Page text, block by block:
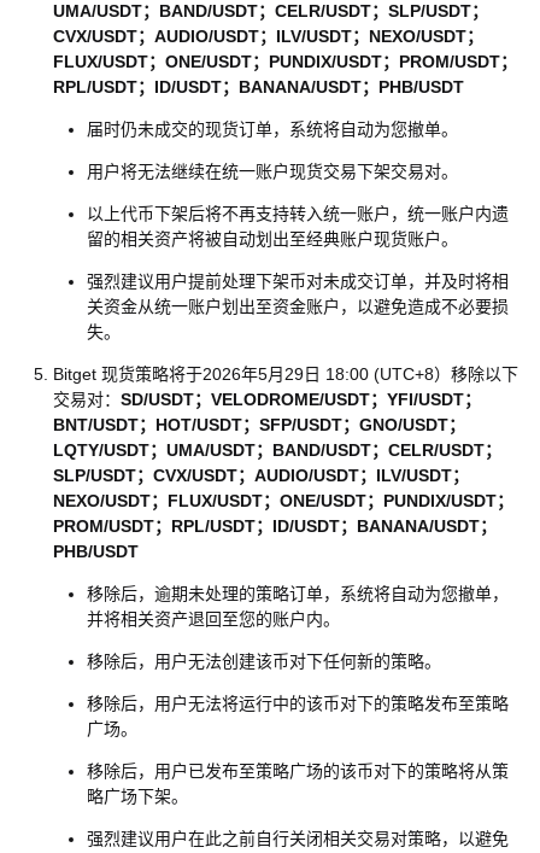
UMA/USDT；BAND/USDT；CELR/USDT；SLP/USDT；
CVX/USDT；AUDIO/USDT；ILV/USDT；NEXO/USDT；
FLUX/USDT；ONE/USDT；PUNDIX/USDT；PROM/USDT；
RPL/USDT；ID/USDT；BANANA/USDT；PHB/USDT
届时仍未成交的现货订单，系统将自动为您撤单。
用户将无法继续在统一账户现货交易下架交易对。
以上代币下架后将不再支持转入统一账户，统一账户内遗
留的相关资产将被自动划出至经典账户现货账户。
强烈建议用户提前处理下架币对未成交订单，并及时将相
关资金从统一账户划出至资金账户，以避免造成不必要损
失。
Bitget 现货策略将于2026年5月29日 18:00 (UTC+8）移除以下
交易对： SD/USDT；VELODROME/USDT；YFI/USDT；
BNT/USDT；HOT/USDT；SFP/USDT；GNO/USDT；
LQTY/USDT；UMA/USDT；BAND/USDT；CELR/USDT；
SLP/USDT；CVX/USDT；AUDIO/USDT；ILV/USDT；
NEXO/USDT；FLUX/USDT；ONE/USDT；PUNDIX/USDT；
PROM/USDT；RPL/USDT；ID/USDT；BANANA/USDT；
PHB/USDT
移除后，逾期未处理的策略订单，系统将自动为您撤单，
并将相关资产退回至您的账户内。
移除后，用户无法创建该币对下任何新的策略。
移除后，用户无法将运行中的该币对下的策略发布至策略
广场。
移除后，用户已发布至策略广场的该币对下的策略将从策
略广场下架。
强烈建议用户在此之前自行关闭相关交易对策略，以避免